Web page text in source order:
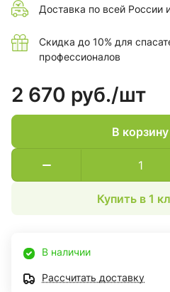
Доставка по всей России
Скидка до 10% для
профессионалов
2 670 руб./шт
В корзину
Купить в 1
В наличии
Рассчитать доставку